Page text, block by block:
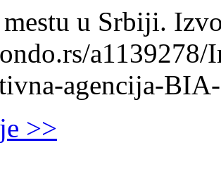
u Srbiji.
a1139278/
agencija-
>>